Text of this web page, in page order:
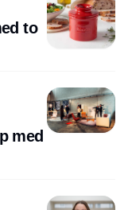
to
med